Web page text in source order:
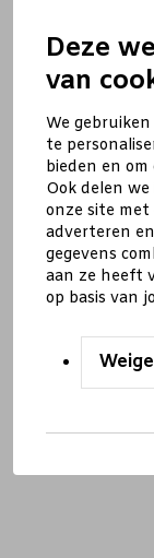
Deze
van
We
te
bieden en
Ook delen
onze site met
adverteren
gegevens
aan ze heeft
op basis van